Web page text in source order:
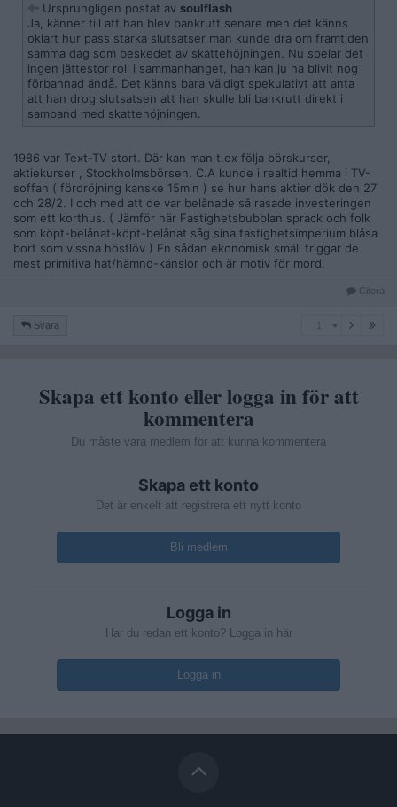
Ursprungligen postat av soulflash
Ja, känner till att han blev bankrutt senare men det känns
oklart hur pass starka slutsatser man kunde dra om framtiden
samma dag som beskedet av skattehöjningen. Nu spelar det
ingen jättestor roll i sammanhanget, han kan ju ha blivit nog
förbannad ändå. Det känns bara väldigt spekulativt att anta
att han drog slutsatsen att han skulle bli bankrutt direkt i
samband med skattehöjningen.
1986 var Text-TV stort. Där kan man t.ex följa börskurser,
aktiekurser , Stockholmsbörsen. C.A kunde i realtid hemma i TV-
soffan ( fördröjning kanske 15min ) se hur hans aktier dök den 27
och 28/2. I och med att de var belånade så rasade investeringen
som ett korthus. ( Jämför när Fastighetsbubblan sprack och folk
som köpt-belånat-köpt-belånat såg sina fastighetsimperium blåsa
bort som vissna höstlöv ) En sådan ekonomisk smäll triggar de
mest primitiva hat/hämnd-känslor och är motiv för mord.
Citera
Svara
Skapa ett konto eller logga in för att
kommentera
Du måste vara medlem för att kunna kommentera
Skapa ett konto
Det är enkelt att registrera ett nytt konto
Bli medlem
Logga in
Har du redan ett konto? Logga in här
Logga in